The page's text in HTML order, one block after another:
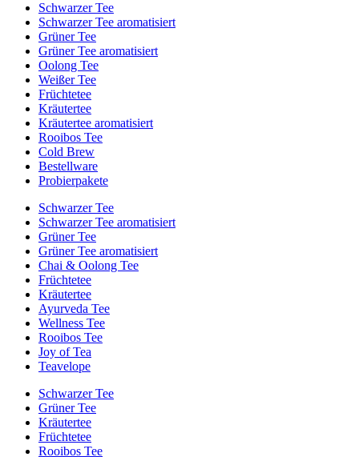
Schwarzer Tee
Schwarzer Tee aromatisiert
Grüner Tee
Grüner Tee aromatisiert
Oolong Tee
Weißer Tee
Früchtetee
Kräutertee
Kräutertee aromatisiert
Rooibos Tee
Cold Brew
Bestellware
Probierpakete
Schwarzer Tee
Schwarzer Tee aromatisiert
Grüner Tee
Grüner Tee aromatisiert
Chai & Oolong Tee
Früchtetee
Kräutertee
Ayurveda Tee
Wellness Tee
Rooibos Tee
Joy of Tea
Teavelope
Schwarzer Tee
Grüner Tee
Kräutertee
Früchtetee
Rooibos Tee